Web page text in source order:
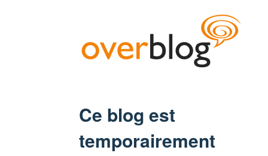
Ce blog est
temporairement